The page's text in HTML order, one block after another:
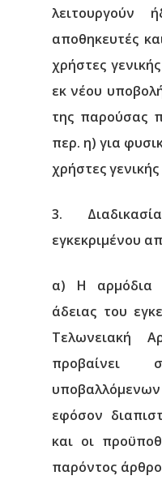
λειτουργούν
αποθηκευτές
χρήστες
εκ νέου
της παρούσας
περ. η) για
χρήστες
3.
εγκεκριμένου
α) Η αρμόδια
άδειας του
Τελωνειακή
εφόσον
και οι
παρόντος